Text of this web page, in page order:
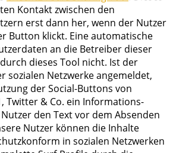
Kontakt zwischen den
erst dann her, wenn der Nutzer
Button klickt. Eine automatische
an die Betreiber dieser
dieses Tool nicht. Ist der
sozialen Netzwerke angemeldet,
der Social-Buttons von
Twitter & Co. ein Informations-
den Text vor dem Absenden
Nutzer können die Inhalte
in sozialen Netzwerken